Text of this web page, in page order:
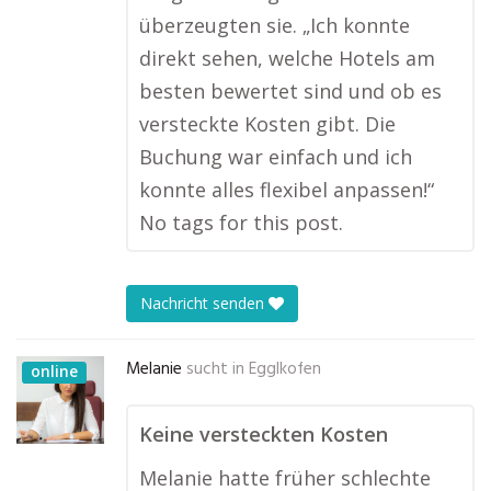
überzeugten sie. „Ich konnte
direkt sehen, welche Hotels am
besten bewertet sind und ob es
versteckte Kosten gibt. Die
Buchung war einfach und ich
konnte alles flexibel anpassen!“
No tags for this post.
Nachricht senden
online Melanie sucht in Egglkofen
Keine versteckten Kosten
Melanie hatte früher schlechte